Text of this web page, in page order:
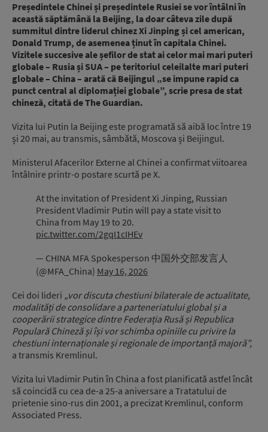
Președintele Chinei și președintele Rusiei se vor întâlni în
această săptămână la Beijing, la doar câteva zile după
summitul dintre liderul chinez Xi Jinping și cel american,
Donald Trump, de asemenea ținut în capitala Chinei.
Vizitele succesive ale șefilor de stat ai celor mai mari puteri
globale – Rusia și SUA – pe teritoriul celeilalte mari puteri
globale – China – arată că Beijingul „se impune rapid ca
punct central al diplomației globale”, scrie presa de stat
chineză, citată de The Guardian.
Vizita lui Putin la Beijing este programată să aibă loc între 19
și 20 mai, au transmis, sâmbătă, Moscova și Beijingul.
Ministerul Afacerilor Externe al Chinei a confirmat viitoarea
întâlnire printr-o postare scurtă pe X.
At the invitation of President Xi Jinping, Russian
President Vladimir Putin will pay a state visit to
China from May 19 to 20.
pic.twitter.com/2gqI1cIHEv
— CHINA MFA Spokesperson 中国外交部发言人
(@MFA_China) May 16, 2026
Cei doi lideri „vor discuta chestiuni bilaterale de actualitate,
modalități de consolidare a parteneriatului global și a
cooperării strategice dintre Federația Rusă și Republica
Populară Chineză și își vor schimba opiniile cu privire la
chestiuni internaționale și regionale de importanță majoră”,
a transmis Kremlinul.
Vizita lui Vladimir Putin în China a fost planificată astfel încât
să coincidă cu cea de-a 25-a aniversare a Tratatului de
prietenie sino-rus din 2001, a precizat Kremlinul, conform
Associated Press.